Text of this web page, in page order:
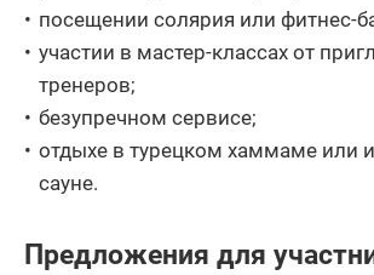
посещении солярия или фитнес-
участии в мастер-классах от
тренеров;
безупречном сервисе;
отдыхе в турецком хаммаме или
сауне.
Предложения для